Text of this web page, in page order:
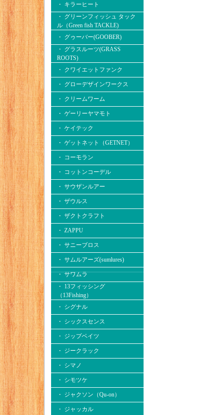
・ キラーヒート
・ グリーンフィッシュ タック
ル（Green fish TACKLE)
・ グゥーバー(GOOBER)
・ グラスルーツ(GRASS
ROOTS)
・ クワイエットファンク
・ グローデザインワークス
・ クリームワーム
・ ゲーリーヤマモト
・ ケイテック
・ ゲットネット（GETNET）
・ コーモラン
・ コットンコーデル
・ サウザンルアー
・ ザウルス
・ ザクトクラフト
・ ZAPPU
・ サニーブロス
・ サムルアーズ(sumlures)
・ サワムラ
・ 13フィッシング
（13Fishing）
・ シグナル
・ シックスセンス
・ ジップベイツ
・ ジークラック
・ シマノ
・ シモツケ
・ ジャクソン（Qu-on）
・ ジャッカル